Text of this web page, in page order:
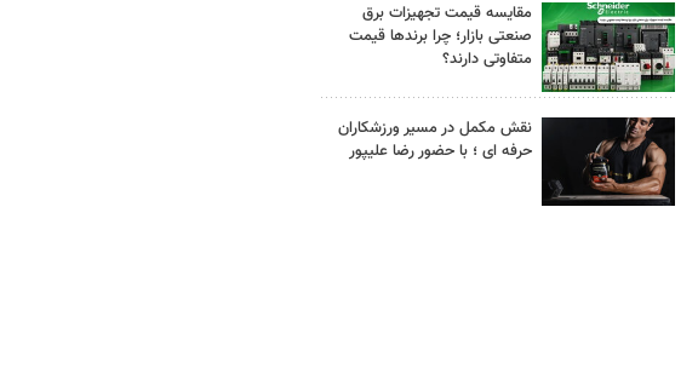
مقایسه قیمت تجهیزات برق
صنعتی بازار؛ چرا برندها قیمت
متفاوتی دارند؟
نقش مکمل در مسیر ورزشکاران
حرفه ای ؛ با حضور رضا علیپور